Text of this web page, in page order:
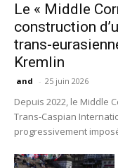
Le « Middle
construction
trans-
Kremlin
and - 25 juin 2026
Depuis 2022, le Middle
Trans-Caspian
progressivement